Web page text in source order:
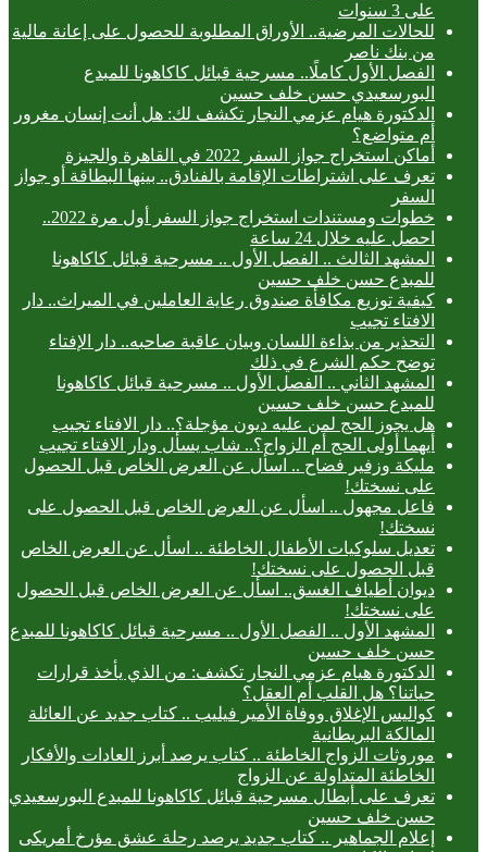
على 3 سنوات
للحالات المرضية.. الأوراق المطلوبة للحصول على إعانة مالية
من بنك ناصر
الفصل الأول كاملًا.. مسرحية قبائل كاكاهونا للمبدع
البورسعيدي حسن خلف حسين
الدكتورة هيام عزمي النجار تكشف لك: هل أنت إنسان مغرور
أم متواضع؟
أماكن استخراج جواز السفر 2022 في القاهرة والجيزة
تعرف على اشتراطات الإقامة بالفنادق.. بينها البطاقة أو جواز
السفر
خطوات ومستندات استخراج جواز السفر أول مرة 2022..
احصل عليه خلال 24 ساعة
المشهد الثالث .. الفصل الأول .. مسرحية قبائل كاكاهونا
للمبدع حسن خلف حسين
كيفية توزيع مكافأة صندوق رعاية العاملين في الميراث.. دار
الافتاء تجيب
التحذير من بذاءة اللسان وبيان عاقبة صاحبه.. دار الإفتاء
توضح حكم الشرع في ذلك
المشهد الثاني .. الفصل الأول .. مسرحية قبائل كاكاهونا
للمبدع حسن خلف حسين
هل يجوز الحج لمن عليه ديون مؤجلة؟.. دار الافتاء تجيب
أيهما أولى الحج أم الزواج؟.. شاب يسأل ودار الافتاء تجيب
مليكة وزفير فضاح .. اسأل عن العرض الخاص قبل الحصول
على نسختك!
فاعل مجهول .. اسأل عن العرض الخاص قبل الحصول على
نسختك!
تعديل سلوكيات الأطفال الخاطئة .. اسأل عن العرض الخاص
قبل الحصول على نسختك!
ديوان أطياف الغسق.. اسأل عن العرض الخاص قبل الحصول
على نسختك!
المشهد الأول .. الفصل الأول .. مسرحية قبائل كاكاهونا للمبدع
حسن خلف حسين
الدكتورة هيام عزمي النجار تكشف: من الذي يأخذ قرارات
حياتنا؟ هل القلب أم العقل؟
كواليس الإغلاق ووفاة الأمير فيليب .. كتاب جديد عن العائلة
المالكة البريطانية
موروثات الزواج الخاطئة .. كتاب يرصد أبرز العادات والأفكار
الخاطئة المتداولة عن الزواج
تعرف على أبطال مسرحية قبائل كاكاهونا للمبدع البورسعيدي
حسن خلف حسين
إعلام الجماهير .. كتاب جديد يرصد رحلة عشق مؤرخ أمريكى